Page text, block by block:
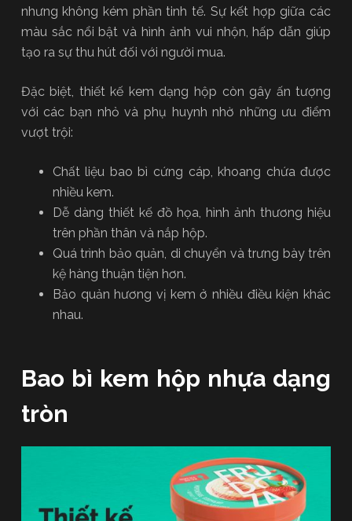
nhưng không kém phần tinh tế. Sự kết hợp giữa các
màu sắc nổi bật và hình ảnh vui nhộn, hấp dẫn giúp
tạo ra sự thu hút đối với người mua.
Đặc biệt, thiết kế kem dạng hộp còn gây ấn tượng
với các bạn nhỏ và phụ huynh nhờ những ưu điểm
vượt trội:
Chất liệu bao bì cứng cáp, khoang chứa được
nhiều kem.
Dễ dàng thiết kế đồ họa, hình ảnh thương hiệu
trên phần thân và nắp hộp.
Quá trình bảo quản, di chuyển và trưng bày trên
kệ hàng thuận tiện hơn.
Bảo quản hương vị kem ở nhiều điều kiện khác
nhau.
Bao bì kem hộp nhựa dạng
tròn